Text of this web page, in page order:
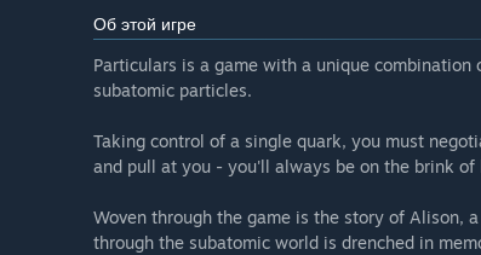
Об этой игре
Particulars is a game with a unique
subatomic particles.
Taking control of a single quark, you must
and pull at you - you'll always be on the brink
Woven through the game is the story of Alison,
through the subatomic world is drenched in